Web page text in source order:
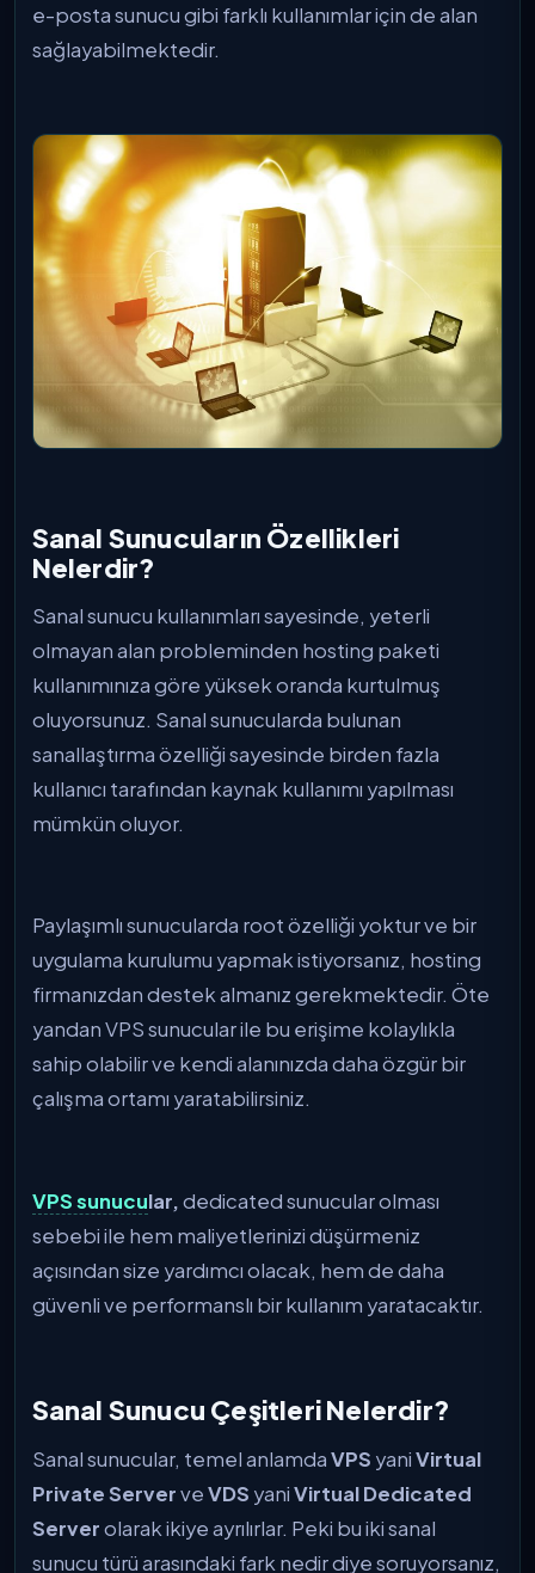
e-posta sunucu gibi farklı kullanımlar için de alan
sağlayabilmektedir.
Sanal Sunucuların Özellikleri
Nelerdir?
Sanal sunucu kullanımları sayesinde, yeterli
olmayan alan probleminden hosting paketi
kullanımınıza göre yüksek oranda kurtulmuş
oluyorsunuz. Sanal sunucularda bulunan
sanallaştırma özelliği sayesinde birden fazla
kullanıcı tarafından kaynak kullanımı yapılması
mümkün oluyor.
Paylaşımlı sunucularda root özelliği yoktur ve bir
uygulama kurulumu yapmak istiyorsanız, hosting
firmanızdan destek almanız gerekmektedir. Öte
yandan VPS sunucular ile bu erişime kolaylıkla
sahip olabilir ve kendi alanınızda daha özgür bir
çalışma ortamı yaratabilirsiniz.
VPS sunucular,dedicated sunucular olması
sebebi ile hem maliyetlerinizi düşürmeniz
açısından size yardımcı olacak, hem de daha
güvenli ve performanslı bir kullanım yaratacaktır.
Sanal Sunucu Çeşitleri Nelerdir?
Sanal sunucular, temel anlamdaVPS yaniVirtual
Private ServerveVDS yaniVirtual Dedicated
Serverolarak ikiye ayrılırlar. Peki bu iki sanal
sunucu türü arasındaki fark nedir diye soruyorsanız,